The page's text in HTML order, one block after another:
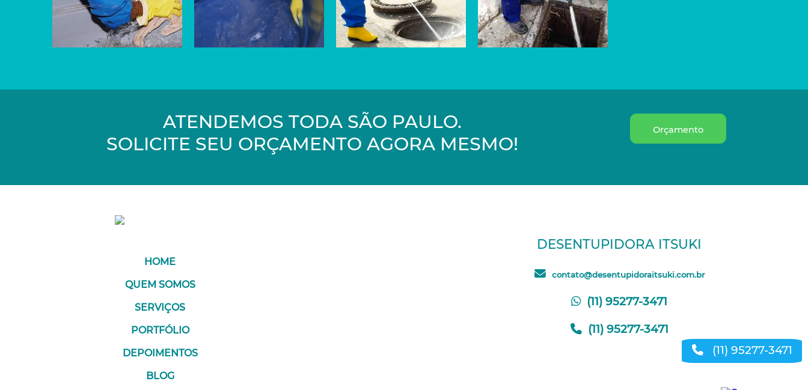
ATENDEMOS TODA SÃO PAULO.
SOLICITE SEU ORÇAMENTO AGORA MESMO!
Orçamento
(11) 95277-3471
HOME
QUEM SOMOS
SERVIÇOS
PORTFÓLIO
DEPOIMENTOS
BLOG
DESENTUPIDORA ITSUKI
contato@desentupidoraitsuki.com.br
(11) 95277-3471
(11) 95277-3471